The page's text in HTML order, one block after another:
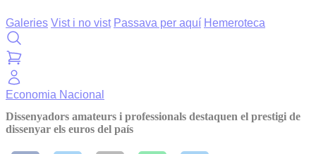
Galeries Vist i no vist Passava per aquí Hemeroteca
Economia Nacional
Dissenyadors amateurs i professionals destaquen el prestigi de
dissenyar els euros del país